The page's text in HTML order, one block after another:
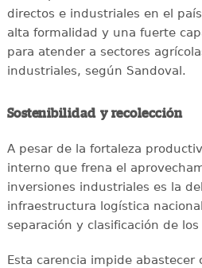
directos e industriales en el
alta formalidad y una fuerte
para atender a sectores
industriales, según Sandoval.
Sostenibilidad y recolección
A pesar de la fortaleza
interno que frena el
inversiones industriales es la
infraestructura logística
separación y clasificación de
Esta carencia impide abastecer